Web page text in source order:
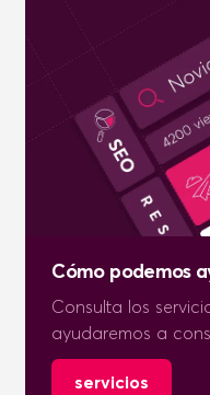
Cómo podemos
Consulta los
ayudaremos a
servicios